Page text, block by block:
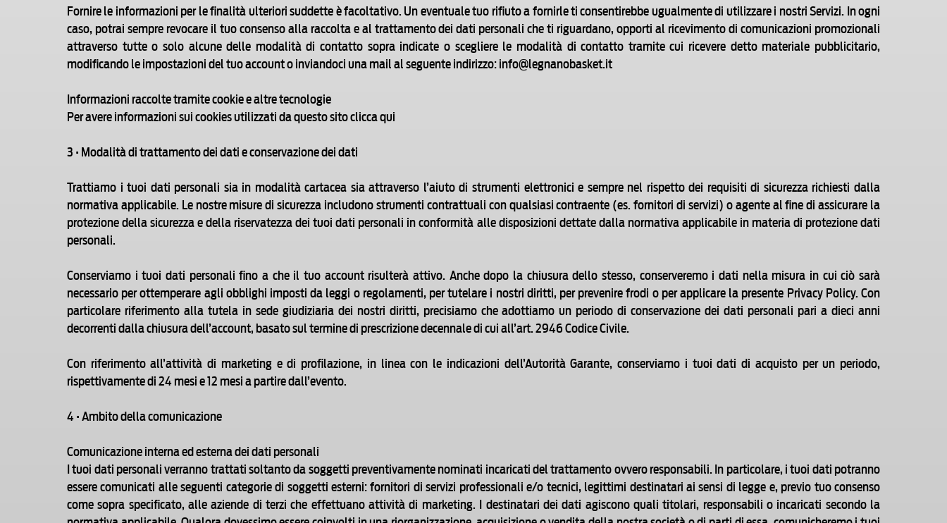
Fornire le informazioni per le finalità ulteriori suddette è facoltativo. Un eventuale tuo rifiuto a fornirle ti consentirebbe ugualmente di utilizzare i nostri Servizi. In ogni
caso, potrai sempre revocare il tuo consenso alla raccolta e al trattamento dei dati personali che ti riguardano, opporti al ricevimento di comunicazioni promozionali
attraverso tutte o solo alcune delle modalità di contatto sopra indicate o scegliere le modalità di contatto tramite cui ricevere detto materiale pubblicitario,
modificando le impostazioni del tuo account o inviandoci una mail al seguente indirizzo: info@legnanobasket.it
Informazioni raccolte tramite cookie e altre tecnologie
Per avere informazioni sui cookies utilizzati da questo sito clicca qui
3 • Modalità di trattamento dei dati e conservazione dei dati
Trattiamo i tuoi dati personali sia in modalità cartacea sia attraverso l’aiuto di strumenti elettronici e sempre nel rispetto dei requisiti di sicurezza richiesti dalla
normativa applicabile. Le nostre misure di sicurezza includono strumenti contrattuali con qualsiasi contraente (es. fornitori di servizi) o agente al fine di assicurare la
protezione della sicurezza e della riservatezza dei tuoi dati personali in conformità alle disposizioni dettate dalla normativa applicabile in materia di protezione dati
personali.
Conserviamo i tuoi dati personali fino a che il tuo account risulterà attivo. Anche dopo la chiusura dello stesso, conserveremo i dati nella misura in cui ciò sarà
necessario per ottemperare agli obblighi imposti da leggi o regolamenti, per tutelare i nostri diritti, per prevenire frodi o per applicare la presente Privacy Policy. Con
particolare riferimento alla tutela in sede giudiziaria dei nostri diritti, precisiamo che adottiamo un periodo di conservazione dei dati personali pari a dieci anni
decorrenti dalla chiusura dell’account, basato sul termine di prescrizione decennale di cui all’art. 2946 Codice Civile.
Con riferimento all’attività di marketing e di profilazione, in linea con le indicazioni dell’Autorità Garante, conserviamo i tuoi dati di acquisto per un periodo,
rispettivamente di 24 mesi e 12 mesi a partire dall’evento.
4 • Ambito della comunicazione
Comunicazione interna ed esterna dei dati personali
I tuoi dati personali verranno trattati soltanto da soggetti preventivamente nominati incaricati del trattamento ovvero responsabili. In particolare, i tuoi dati potranno
essere comunicati alle seguenti categorie di soggetti esterni: fornitori di servizi professionali e/o tecnici, legittimi destinatari ai sensi di legge e, previo tuo consenso
come sopra specificato, alle aziende di terzi che effettuano attività di marketing. I destinatari dei dati agiscono quali titolari, responsabili o incaricati secondo la